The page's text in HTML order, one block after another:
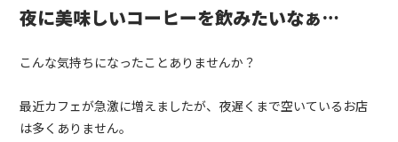
夜に美味しいコーヒーを飲みたいなぁ…
こんな気持ちになったことありませんか？
最近カフェが急激に増えましたが、夜遅くまで空いているお店
は多くありません。